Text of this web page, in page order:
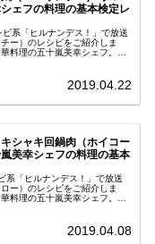
ェフの料理の基本検定レ
系「ヒルナンデス！」で放送
ー）のレシピをご紹介しま
料理の五十嵐美幸シェフ。料
2019.04.22
キシャキ回鍋肉（ホイコー
美幸シェフの料理の基本
系「ヒルナンデス！」で放送
ー）のレシピをご紹介しま
料理の五十嵐美幸シェフ。料
2019.04.08